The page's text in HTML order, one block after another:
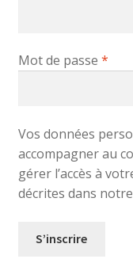
Mot de passe *
Vos données
accompagner au
gérer l’accès à
décrites dans notre
S’inscrire